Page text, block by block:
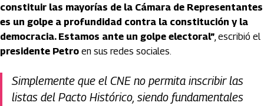
constituir las mayorías de la Cámara de Representantes
es un golpe a profundidad contra la constitución y la
democracia. Estamos ante un golpe electoral”, escribió el
presidente Petro en sus redes sociales.
Simplemente que el CNE no permita inscribir las
listas del Pacto Histórico, siendo fundamentales